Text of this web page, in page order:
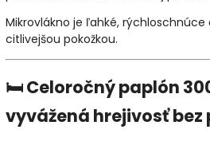
Mikrovlákno je ľahké,
citlivejšou pokožkou.
🛏️ Celoročný paplón
vyvážená hrejivosť